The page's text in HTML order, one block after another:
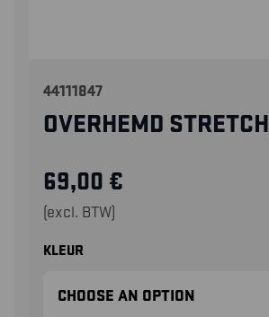
44111847
OVERHEMD STRETCH
69,00 €
(excl. BTW)
KLEUR